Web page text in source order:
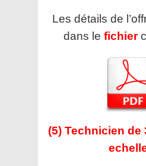
Les détails de
dans le fichier
(5) Technicien de